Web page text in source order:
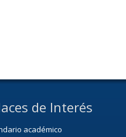
de Interés
académico